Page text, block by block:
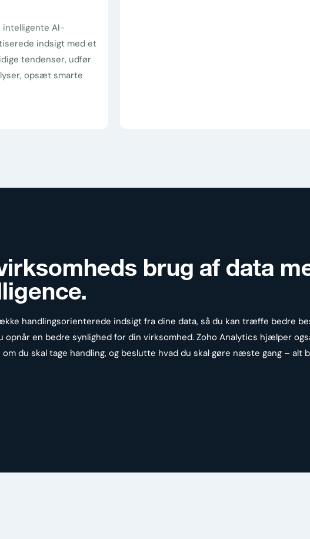
intelligente AI-
indsigt med et
tendenser, udfør
opsæt smarte
brug af data
.
handlingsorienterede indsigt fra dine data, så du kan træffe bedre
opnår en bedre synlighed for din virksomhed. Zoho Analytics hjælper
du skal tage handling, og beslutte hvad du skal gøre næste gang – alt